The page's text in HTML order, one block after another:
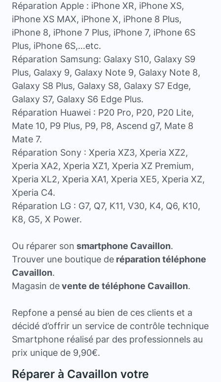
Réparation Apple : iPhone XR, iPhone XS,
iPhone XS MAX, iPhone X, iPhone 8 Plus,
iPhone 8, iPhone 7 Plus, iPhone 7, iPhone 6S
Plus, iPhone 6S,…etc.
Réparation Samsung: Galaxy S10, Galaxy S9
Plus, Galaxy 9, Galaxy Note 9, Galaxy Note 8,
Galaxy S8 Plus, Galaxy S8, Galaxy S7 Edge,
Galaxy S7, Galaxy S6 Edge Plus.
Réparation Huawei : P20 Pro, P20, P20 Lite,
Mate 10, P9 Plus, P9, P8, Ascend g7, Mate 8
Mate 7.
Réparation Sony : Xperia XZ3, Xperia XZ2,
Xperia XA2, Xperia XZ1, Xperia XZ Premium,
Xperia XL2, Xperia XA1, Xperia XE5, Xperia XZ,
Xperia C4.
Réparation LG : G7, Q7, K11, V30, K4, Q6, K10,
K8, G5, X Power.
Ou réparer son smartphone Cavaillon.
Trouver une boutique de réparation téléphone
Cavaillon.
Magasin devente de téléphone Cavaillon.
Repfone a pensé au bien de ces clients et a
décidé d’offrir un service de contrôle technique
Smartphone réalisé par des professionnels au
prix unique de 9,90€.
Réparer à Cavaillon votre